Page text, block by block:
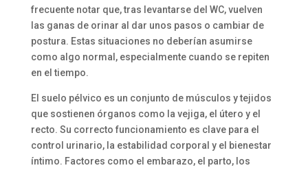
frecuente notar que, tras levantarse del WC, vuelven
las ganas de orinar al dar unos pasos o cambiar de
postura. Estas situaciones no deberían asumirse
como algo normal, especialmente cuando se repiten
en el tiempo.
El suelo pélvico es un conjunto de músculos y tejidos
que sostienen órganos como la vejiga, el útero y el
recto. Su correcto funcionamiento es clave para el
control urinario, la estabilidad corporal y el bienestar
íntimo. Factores como el embarazo, el parto, los